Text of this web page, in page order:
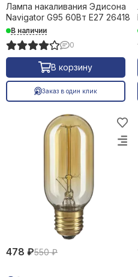
Лампа накаливания Эдисона
Navigator G95 60Вт Е27 26418
В наличии
0
В корзину
Заказ в один клик
478 ₽550 ₽